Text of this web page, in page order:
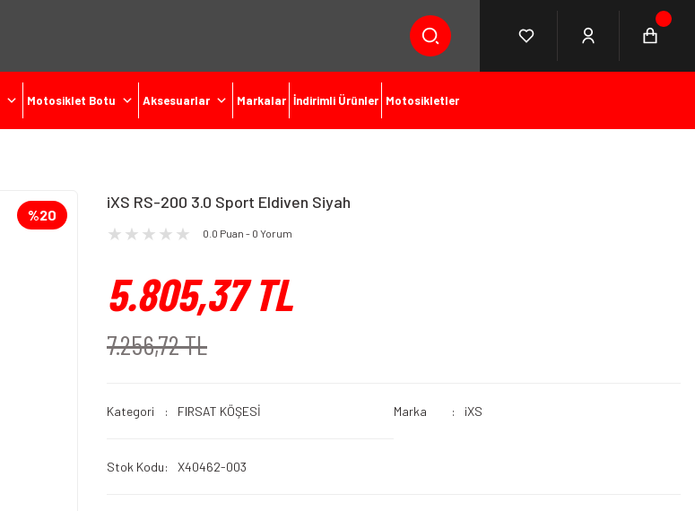
Motosiklet Botu Aksesuarlar Markalar İndirimli Ürünler Motosikletler
%20
iXS RS-200 3.0 Sport Eldiven Siyah
0.0 Puan - 0 Yorum
5.805,37 TL
7.256,72 TL
Kategori FIRSAT KÖŞESİ Marka iXS
Stok Kodu X40462-003